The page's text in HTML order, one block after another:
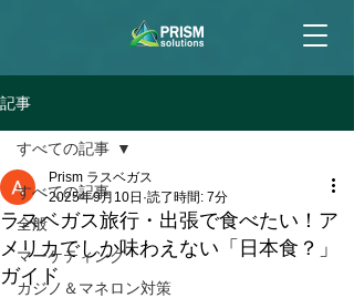
記事
すべての記事
全般
マーケティング
カジノ＆マネロン対策
すべての記事
ラスベガス旅行・出張で食べたい！ア
メリカでしか味わえない「日本食？」
ガイド
Prism ラスベガス
2025年9月10日 読了時間: 7分